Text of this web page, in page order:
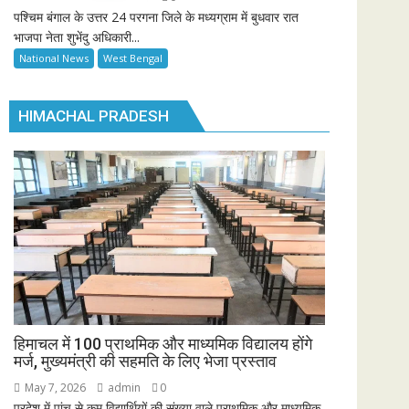
पश्चिम बंगाल के उत्तर 24 परगना जिले के मध्यग्राम में बुधवार रात
भाजपा नेता शुभेंदु अधिकारी...
National News West Bengal
HIMACHAL PRADESH
हिमाचल में 100 प्राथमिक और माध्यमिक विद्यालय होंगे
मर्ज, मुख्यमंत्री की सहमति के लिए भेजा प्रस्ताव
May 7, 2026 admin 0